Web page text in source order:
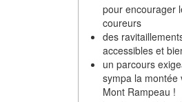
pour encourager
coureurs
des
accessibles et
un parcours
sympa la montée
Mont Rampeau !